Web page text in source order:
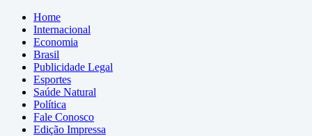
Home
Internacional
Economia
Brasil
Publicidade Legal
Esportes
Saúde Natural
Política
Fale Conosco
Edição Impressa